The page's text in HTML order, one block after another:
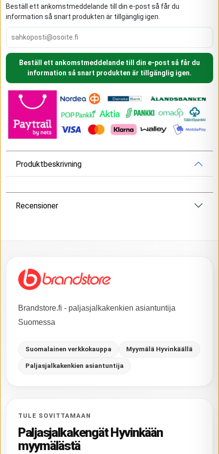
Beställ ett ankomstmeddelande till din e-post så får du
information så snart produkten är tillgänglig igen.
Beställ ett ankomstmeddelande till din e-post så får du
information så snart produkten är tillgänglig igen.
Produktbeskrivning
Recensioner
Brandstore.fi - paljasjalkakenkien asiantuntija
Suomessa
Suomalainen verkkokauppa Myymälä Hyvinkäällä
Paljasjalkakenkien asiantuntija
TULE SOVITTAMAAN
Paljasjalkakengät Hyvinkään
myymälästä